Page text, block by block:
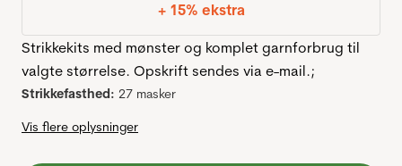
+ 15% ekstra
Strikkekits med mønster og komplet garnforbrug til
valgte størrelse. Opskrift sendes via e-mail.;
Strikkefasthed: 27 masker
Vis flere oplysninger